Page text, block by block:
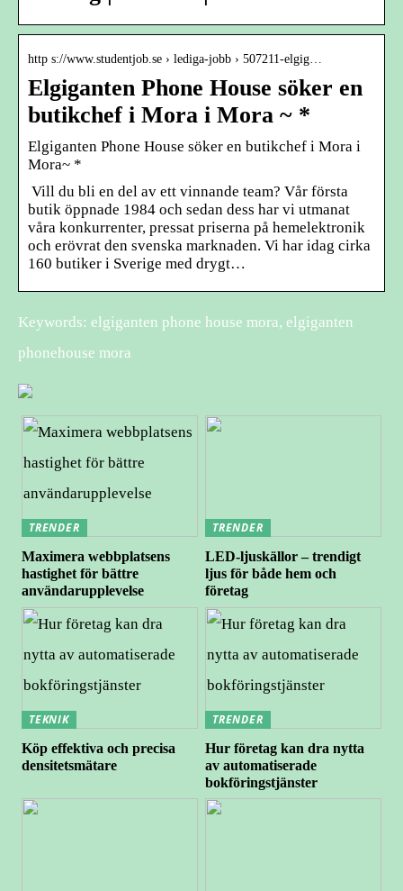
http s://www.studentjob.se › lediga-jobb › 507211-elgig…
Elgiganten Phone House söker en
butikchef i Mora i Mora ~ *
Elgiganten Phone House söker en butikchef i Mora i
Mora~ *
Vill du bli en del av ett vinnande team? Vår första
butik öppnade 1984 och sedan dess har vi utmanat
våra konkurrenter, pressat priserna på hemelektronik
och erövrat den svenska marknaden. Vi har idag cirka
160 butiker i Sverige med drygt…
Keywords: elgiganten phone house mora, elgiganten
phonehouse mora
TRENDER
Maximera webbplatsens
hastighet för bättre
användarupplevelse
TRENDER
LED-ljuskällor – trendigt
ljus för både hem och
företag
TEKNIK
Köp effektiva och precisa
densitetsmätare
TRENDER
Hur företag kan dra nytta
av automatiserade
bokföringstjänster